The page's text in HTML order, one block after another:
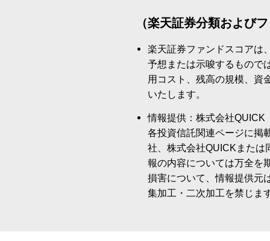
（楽天証券分類および
楽天証券ファンドスコアは
予想または示唆するもので
用コスト、残高の規模、資
いたします。
情報提供：株式会社QUICK
各投資信託関連ページに掲
社、株式会社QUICKまたは
報の内容については万全を
損害について、情報提供元
集加工・二次加工を禁じま